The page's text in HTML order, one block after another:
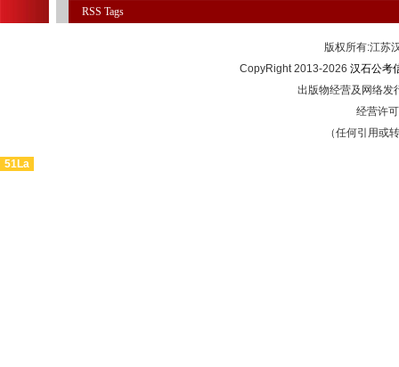
RSS Tags
版权所有:江
CopyRight 2013-2026 汉石公考
出版物经营及网络发
经营许
（任何引用或
51La